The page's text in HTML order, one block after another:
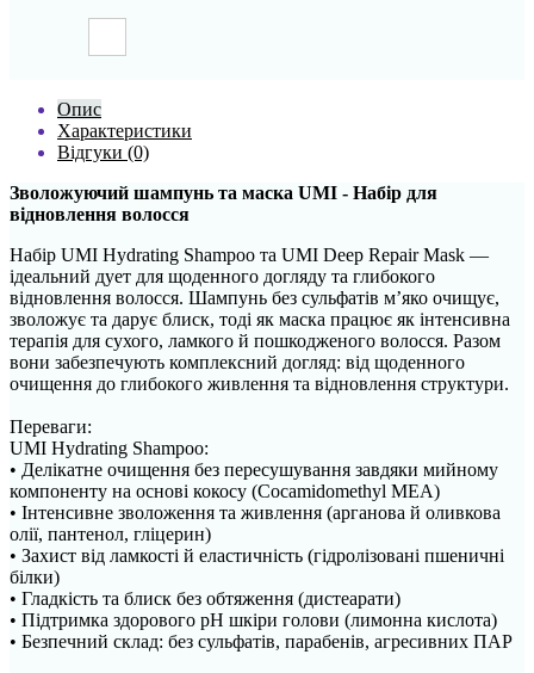
Опис
Характеристики
Відгуки (0)
Зволожуючий шампунь та маска UMI - Набір для
відновлення волосся
Набір UMI Hydrating Shampoo та UMI Deep Repair Mask —
ідеальний дует для щоденного догляду та глибокого
відновлення волосся. Шампунь без сульфатів м’яко очищує,
зволожує та дарує блиск, тоді як маска працює як інтенсивна
терапія для сухого, ламкого й пошкодженого волосся. Разом
вони забезпечують комплексний догляд: від щоденного
очищення до глибокого живлення та відновлення структури.
Переваги:
UMI Hydrating Shampoo:
• Делікатне очищення без пересушування завдяки мийному
компоненту на основі кокосу (Cocamidomethyl MEA)
• Інтенсивне зволоження та живлення (арганова й оливкова
олії, пантенол, гліцерин)
• Захист від ламкості й еластичність (гідролізовані пшеничні
білки)
• Гладкість та блиск без обтяження (дистеарати)
• Підтримка здорового pH шкіри голови (лимонна кислота)
• Безпечний склад: без сульфатів, парабенів, агресивних ПАР